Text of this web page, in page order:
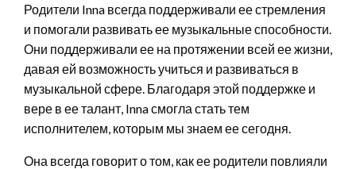
Родители Inna всегда поддерживали ее стремления
и помогали развивать ее музыкальные способности.
Они поддерживали ее на протяжении всей ее жизни,
давая ей возможность учиться и развиваться в
музыкальной сфере. Благодаря этой поддержке и
вере в ее талант, Inna смогла стать тем
исполнителем, которым мы знаем ее сегодня.
Она всегда говорит о том, как ее родители повлияли